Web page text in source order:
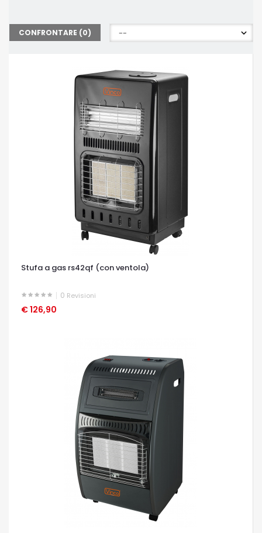
CONFRONTARE (0)
Stufa a gas rs42qf (con ventola)
0 Revisioni
€ 126,90
OCCHIATA VELOCE